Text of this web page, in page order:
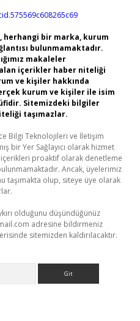
herhangi bir marka, kurum
bulunmamaktadır.
makaleler
içerikler haber niteliği
ve kişiler hakkında
kurum ve kişiler ile isim
Sitemizdeki bilgiler
taşımazlar.
Bilgi Teknolojileri ve İletişim
bir Yer Sağlayıcı olarak hizmet
proaktif olarak denetleme
Ancak, üyelerimiz
taşımakta olup, siteye üye olarak
olduğunu düşündüğünüz
adresine bildirmeniz
sitemizden kaldırılacaktır.